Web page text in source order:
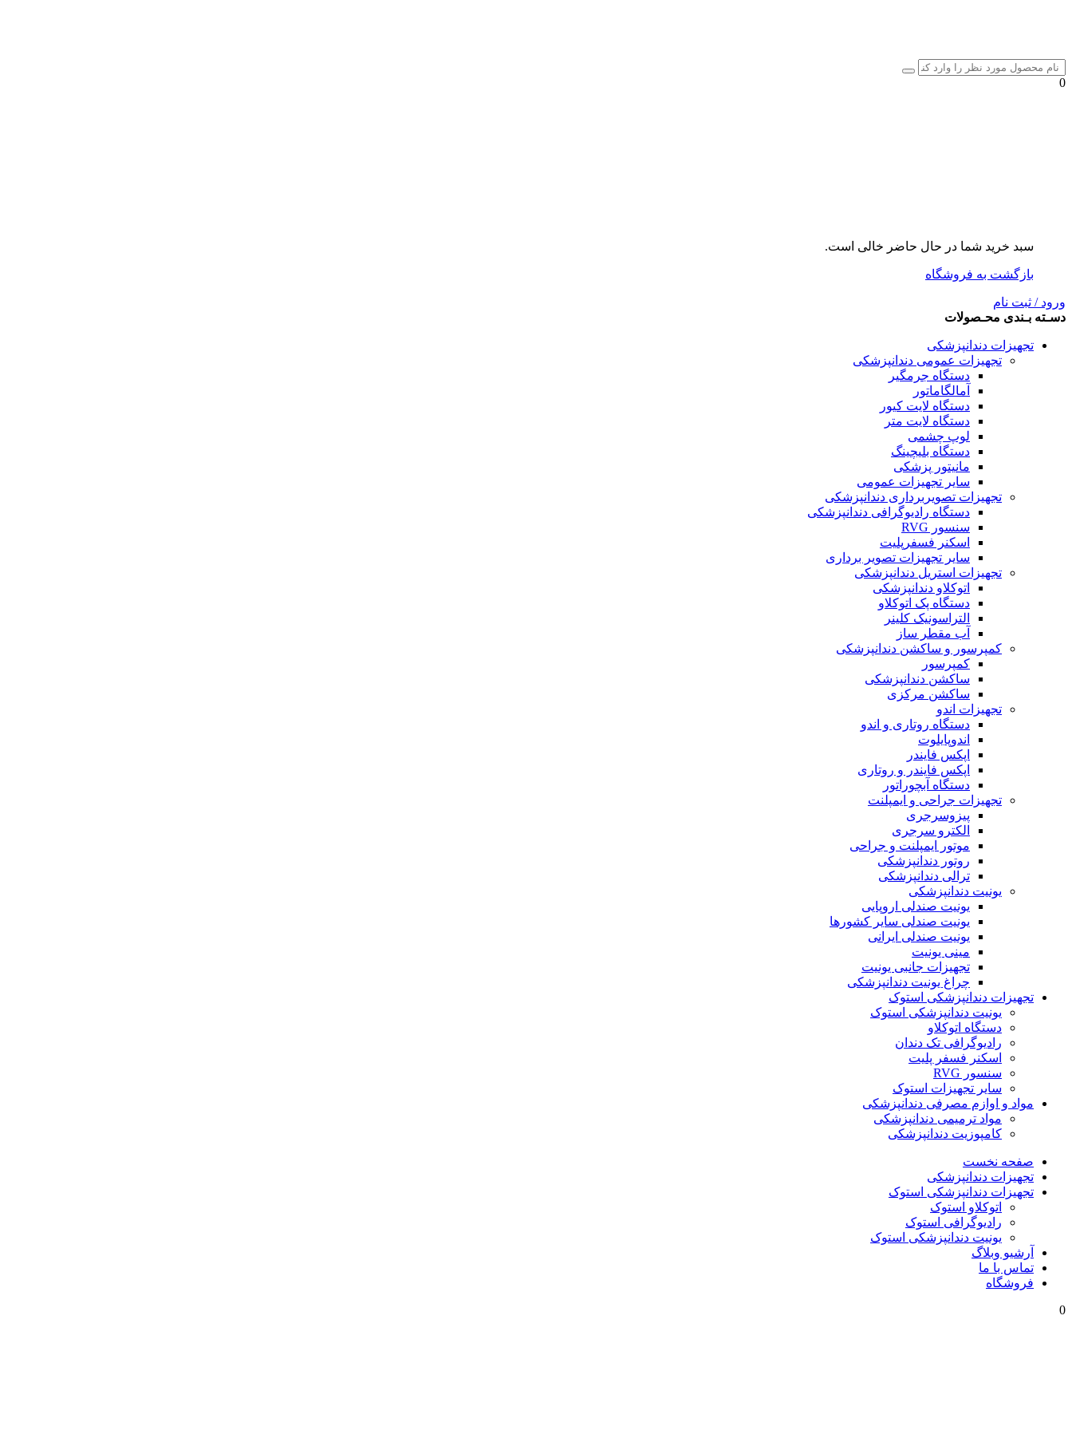
0
سبد خرید شما در حال حاضر خالی است.
بازگشت به فروشگاه
ورود / ثبت نام
دسـته بـندی محـصولات
تجهیزات دندانپزشکی
تجهیزات عمومی دندانپزشکی
دستگاه جرمگیر
آمالگاماتور
دستگاه لایت کیور
دستگاه لایت متر
لوپ چشمی
دستگاه بلیچینگ
مانیتور پزشکی
سایر تجهیزات عمومی
تجهیزات تصویربرداری دندانپزشکی
دستگاه رادیوگرافی دندانپزشکی
سنسور RVG
اسکنر فسفرپلیت
سایر تجهیزات تصویر برداری
تجهیزات استریل دندانپزشکی
اتوکلاو دندانپزشکی
دستگاه پک اتوکلاو
التراسونیک کلینر
آب مقطر ساز
کمپرسور و ساکشن دندانپزشکی
کمپرسور
ساکشن دندانپزشکی
ساکشن مرکزی
تجهیزات اندو
دستگاه روتاری و اندو
اندوپایلوت
اپکس فایندر
اپکس فایندر و روتاری
دستگاه آبچوراتور
تجهیزات جراحی و ایمپلنت
پیزوسرجری
الکترو سرجری
موتور ایمپلنت و جراحی
روتور دندانپزشکی
ترالی دندانپزشکی
یونیت دندانپزشکی
یونیت صندلی اروپایی
یونیت صندلی سایر کشورها
یونیت صندلی ایرانی
مینی یونیت
تجهیزات جانبی یونیت
چراغ یونیت دندانپزشکی
تجهیزات دندانپزشکی استوک
یونیت دندانپزشکی استوک
دستگاه اتوکلاو
رادیوگرافی تک دندان
اسکنر فسفر پلیت
سنسور RVG
سایر تجهیزات استوک
مواد و اوازم مصرفی دندانپزشکی
مواد ترمیمی دندانپزشکی
کامپوزیت دندانپزشکی
صفحه نخست
تجهیزات دندانپزشکی
تجهیزات دندانپزشکی استوک
اتوکلاو استوک
رادیوگرافی استوک
یونیت دندانپزشکی استوک
آرشیو وبلاگ
تماس با ما
فروشگاه
0